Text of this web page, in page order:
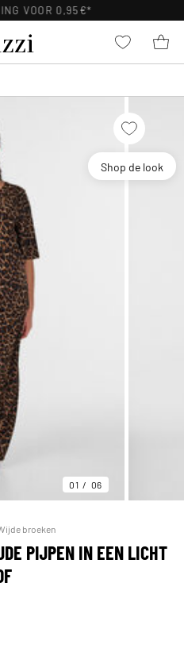
VOOR 0,95€*
Shop de look
01 06
broeken
PIJPEN IN EEN LICHT